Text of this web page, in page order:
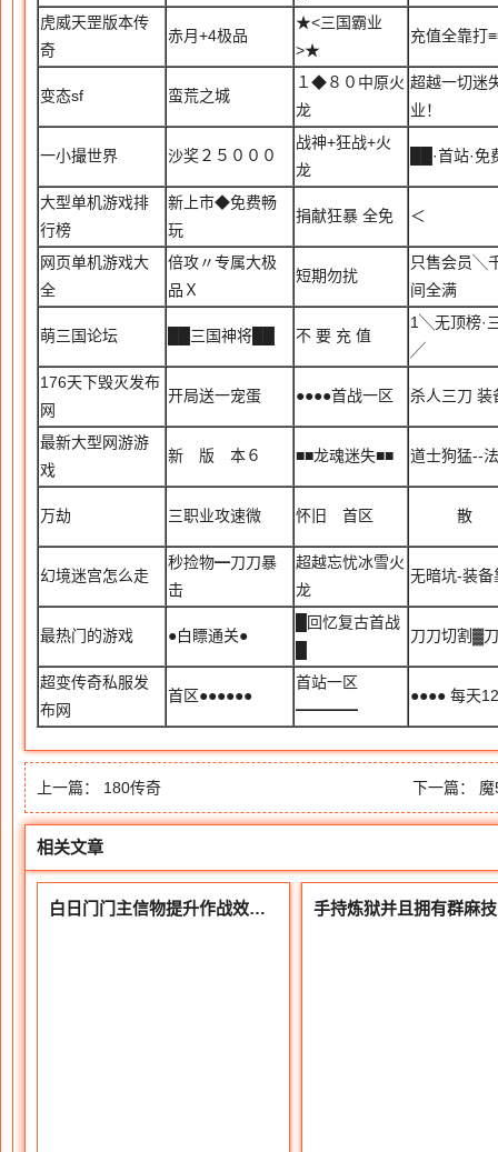
虎威天罡版本传
奇
赤月+4极品
★<三国霸业
>★
充值全靠打
变态sf 蛮荒之城
１◆８０中原火
龙
超越一切迷
业！
一小撮世界 沙奖２５０００
战神+狂战+火
龙
██·首站·
大型单机游戏排
行榜
新上市◆免费畅
玩
捐献狂暴 全免 ＜
网页单机游戏大
全
倍攻〃专属大极
品Ｘ
短期勿扰
只售会员╲
间全满
萌三国论坛 ██三国神将██ 不 要 充 值
1╲无顶榜·
╱
176天下毁灭发布
网
开局送一宠蛋 ●●●●首战一区 杀人三刀 装
最新大型网游游
戏
新 版 本６ ■■龙魂迷失■■ 道士狗猛--
万劫 三职业攻速微 怀旧 首区 散
幻境迷宫怎么走
秒捡物━刀刀暴
击
超越忘忧冰雪火
龙
无暗坑-装
最热门的游戏 ●白瞟通关●
█回忆复古首战
刀刀切割▓
超变传奇私服发
布网
首区●●●●●●
首站一区
━━━━
●●●● 每天
上一篇： 180传奇 下一篇： 魔
相关文章
白日门门主信物提升作战效率的关键